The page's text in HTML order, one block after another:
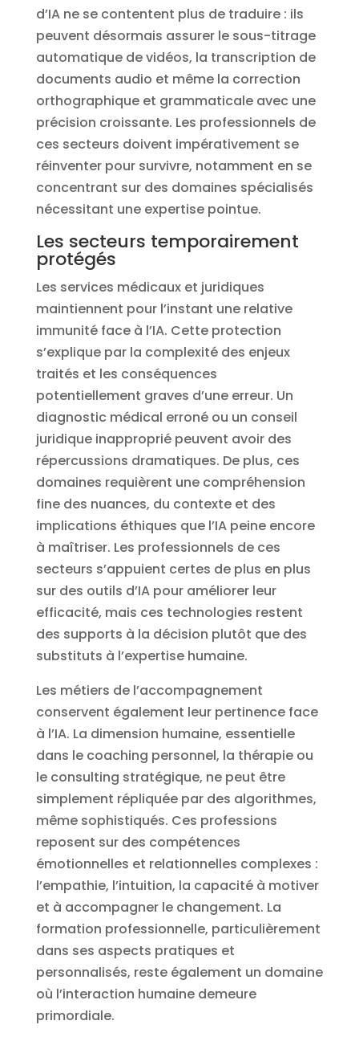
d’IA ne se contentent plus de traduire : ils
peuvent désormais assurer le sous-titrage
automatique de vidéos, la transcription de
documents audio et même la correction
orthographique et grammaticale avec une
précision croissante. Les professionnels de
ces secteurs doivent impérativement se
réinventer pour survivre, notamment en se
concentrant sur des domaines spécialisés
nécessitant une expertise pointue.
Les secteurs temporairement
protégés
Les services médicaux et juridiques
maintiennent pour l’instant une relative
immunité face à l’IA. Cette protection
s’explique par la complexité des enjeux
traités et les conséquences
potentiellement graves d’une erreur. Un
diagnostic médical erroné ou un conseil
juridique inapproprié peuvent avoir des
répercussions dramatiques. De plus, ces
domaines requièrent une compréhension
fine des nuances, du contexte et des
implications éthiques que l’IA peine encore
à maîtriser. Les professionnels de ces
secteurs s’appuient certes de plus en plus
sur des outils d’IA pour améliorer leur
efficacité, mais ces technologies restent
des supports à la décision plutôt que des
substituts à l’expertise humaine.
Les métiers de l’accompagnement
conservent également leur pertinence face
à l’IA. La dimension humaine, essentielle
dans le coaching personnel, la thérapie ou
le consulting stratégique, ne peut être
simplement répliquée par des algorithmes,
même sophistiqués. Ces professions
reposent sur des compétences
émotionnelles et relationnelles complexes :
l’empathie, l’intuition, la capacité à motiver
et à accompagner le changement. La
formation professionnelle, particulièrement
dans ses aspects pratiques et
personnalisés, reste également un domaine
où l’interaction humaine demeure
primordiale.